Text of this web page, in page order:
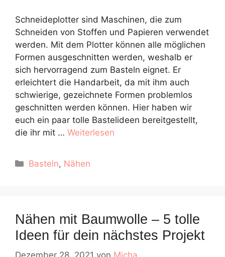
Schneideplotter sind Maschinen, die zum
Schneiden von Stoffen und Papieren verwendet
werden. Mit dem Plotter können alle möglichen
Formen ausgeschnitten werden, weshalb er
sich hervorragend zum Basteln eignet. Er
erleichtert die Handarbeit, da mit ihm auch
schwierige, gezeichnete Formen problemlos
geschnitten werden können. Hier haben wir
euch ein paar tolle Bastelideen bereitgestellt,
die ihr mit … Weiterlesen
Kategorien
Basteln, Nähen
Nähen mit Baumwolle – 5 tolle
Ideen für dein nächstes Projekt